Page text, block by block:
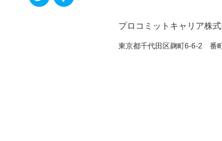
プロコミットキャリア株
東京都千代田区麹町6-6-2 番